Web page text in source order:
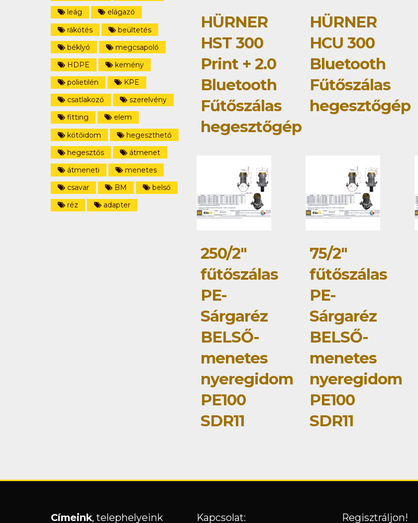
leág
elágazó
rákötés
beültetés
béklyó
megcsapoló
HDPE
kemény
polietilén
KPE
csatlakozó
szerelvény
fitting
elem
kötőidom
hegeszthető
hegesztős
átmenet
átmeneti
menetes
csavar
BM
belső
réz
adapter
HÜRNER
HST 300
Print + 2.0
Bluetooth
Fűtőszálas
hegesztőgép
HÜRNER
HCU 300
Bluetooth
Fűtőszálas
hegesztőgép
250/2"
fűtőszálas
PE-
Sárgaréz
BELSŐ-
menetes
nyeregidom
PE100
SDR11
75/2"
fűtőszálas
PE-
Sárgaréz
BELSŐ-
menetes
nyeregidom
PE100
SDR11
Címeink, telephelyeink Kapcsolat: Regisztráljon!